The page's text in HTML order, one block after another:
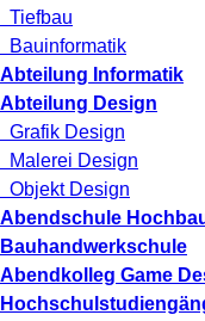
Tiefbau
Bauinformatik
Abteilung Informatik
Abteilung Design
Grafik Design
Malerei Design
Objekt Design
Abendschule
Bauhandwerkschule
Abendkolleg Game